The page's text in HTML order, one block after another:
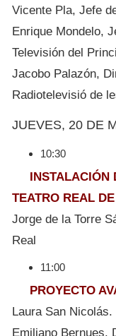
Vicente Pla, Jefe
Enrique Mondelo,
Televisión del
Jacobo Palazón,
Radiotelevisió de
JUEVES, 20 DE
10:30
INSTALACIÓN
TEATRO REAL
Jorge de la Torre
Real
11:00
PROYECTO
Laura San
Emiliano Bernues.